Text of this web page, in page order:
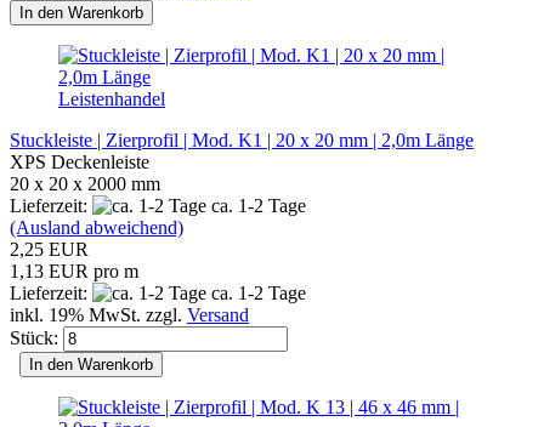
In den Warenkorb
Leistenhandel
Stuckleiste | Zierprofil | Mod. K1 | 20 x 20 mm | 2,0m Länge
XPS Deckenleiste
20 x 20 x 2000 mm
Lieferzeit:
ca. 1-2 Tage
(Ausland abweichend)
2,25 EUR
1,13 EUR pro m
Lieferzeit:
ca. 1-2 Tage
inkl. 19% MwSt. zzgl. Versand
Stück:
In den Warenkorb